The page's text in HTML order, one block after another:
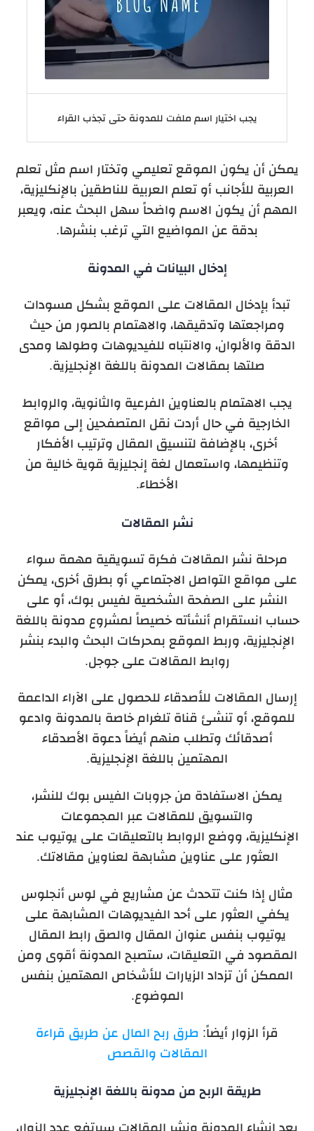
يجب اختيار اسم ملفت للمدونة حتى تجذب القراء
يمكن أن يكون الموقع تعليمي وتختار اسم مثل تعلم
العربية للأجانب أو تعلم العربية للناطقين بالإنكليزية،
المهم أن يكون الاسم واضحاً سهل البحث عنه، ويعبر
بدقة عن المواضيع التي ترغب بنشرها.
إدخال البيانات في المدونة
تبدأ بإدخال المقالات على الموقع بشكل مسودات
ومراجعتها وتدقيقها، والاهتمام بالصور من حيث
الدقة والألوان، والانتباه للفيديوهات وطولها ومدى
صلتها بمقالات المدونة باللغة الإنجليزية.
يجب الاهتمام بالعناوين الفرعية والثانوية، والروابط
الخارجية في حال أردت نقل المتصفحين إلى مواقع
أخرى، بالإضافة لتنسيق المقال وترتيب الأفكار
وتنظيمها، واستعمال لغة إنجليزية قوية خالية من
الأخطاء.
نشر المقالات
مرحلة نشر المقالات فكرة تسويقية مهمة سواء
على مواقع التواصل الاجتماعي أو بطرق أخرى، يمكن
النشر على الصفحة الشخصية لفيس بوك، أو على
حساب انستقرام أنشأته خصيصاً لمشروع مدونة باللغة
الإنجليزية، وربط الموقع بمحركات البحث والبدء بنشر
روابط المقالات على جوجل.
إرسال المقالات للأصدقاء للحصول على الآراء الداعمة
للموقع، أو تنشئ قناة تلغرام خاصة بالمدونة وادعو
أصدقائك وتطلب منهم أيضاً دعوة الأصدقاء
المهتمين باللغة الإنجليزية.
يمكن الاستفادة من جروبات الفيس بوك للنشر،
والتسويق للمقالات عبر المجموعات
الإنكليزية، ووضع الروابط بالتعليقات على يوتيوب عند
العثور على عناوين مشابهة لعناوين مقالاتك.
مثال إذا كنت تتحدث عن مشاريع في لوس أنجلوس
يكفي العثور على أحد الفيديوهات المشابهة على
يوتيوب بنفس عنوان المقال والصق رابط المقال
المقصود في التعليقات، ستصبح المدونة أقوى ومن
الممكن أن تزداد الزيارات للأشخاص المهتمين بنفس
الموضوع.
قرأ الزوار أيضاً: طرق ربح المال عن طريق قراءة
المقالات والقصص
طريقة الربح من مدونة باللغة الإنجليزية
بعد إنشاء المدونة ونشر المقالات سيرتفع عدد الزوار،